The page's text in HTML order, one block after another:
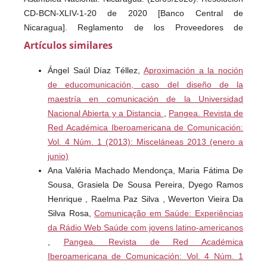
CD-BCN-XLIV-1-20 de 2020 [Banco Central de
Nicaragua]. Reglamento de los Proveedores de
Tecnología Financiera de Servicios de Pago. 28 de
http://legislacion.asamblea.gob.ni/normaweb.nsf/3133c0d
121ea3897062568a1005e0f89/f37b8e176b7e548406258
5ec0060f787
---------- (17/05/2021). Ley 977 de 2018. Ley Contra el
Lavado de Activos, el Financiamiento al Terrorismo y el
Financiamiento a la Proliferación de Armas de
Destrucción Masiva. Fe de errata Ley General de Bancos,
Instituciones Financieras no Bancarias y Grupos
Financieros 17 de mayo de 2021. G.D.O. No. 89. Artículo
32. Recuperado de:
https://www.bcn.gob.ni/sites/default/files/marco_juridico_fi
nanciero/12_Ley_No_977_Ley_contra_el_Lavado_de_Ac
tivos.pdf
Artículos similares
Ángel Saúl Díaz Téllez, Aproximación a la noción
de educomunicación, caso del diseño de la
maestría en comunicación de la Universidad
Nacional Abierta y a Distancia , Pangea. Revista de
Red Académica Iberoamericana de Comunicación:
Vol. 4 Núm. 1 (2013): Misceláneas 2013 (enero a
junio)
Ana Valéria Machado Mendonça, Maria Fátima De
Sousa, Grasiela De Sousa Pereira, Dyego Ramos
Henrique , Raelma Paz Silva , Weverton Vieira Da
Silva Rosa,Comunicação em Saúde: Experiências
da Rádio Web Saúde com jovens latino-americanos
, Pangea. Revista de Red Académica
Iberoamericana de Comunicación: Vol. 4 Núm. 1